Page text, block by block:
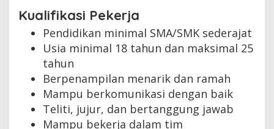
Kualifikasi Pekerja
Pendidikan minimal SMA/SMK sederajat
Usia minimal 18 tahun dan maksimal 25
tahun
Berpenampilan menarik dan ramah
Mampu berkomunikasi dengan baik
Teliti, jujur, dan bertanggung jawab
Mampu bekerja dalam tim